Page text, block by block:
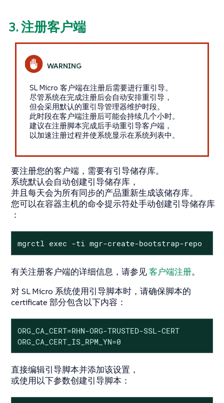
3. 注册客户端
SL Micro 客户端在注册后需要进行重引导。
尽管系统在完成注册后会自动安排重引导，
但会采用默认的重引导管理器维护时段。
此时段在客户端注册后可能会持续几个小时。
建议在注册脚本完成后手动重引导客户端，
以加速注册过程并使系统显示在系统列表中。
要注册您的客户端，需要有引导储存库。
系统默认会自动创建引导储存库，
并且每天会为所有同步的产品重新生成该储存库。
您可以在容器主机的命令提示符处手动创建引导储存库
：
mgrctl exec -ti mgr-create-bootstrap-repo
有关注册客户端的详细信息，请参见客户端注册。
对 SL Micro 系统使用引导脚本时，请确保脚本的
certificate 部分包含以下内容：
ORG_CA_CERT=RHN-ORG-TRUSTED-SSL-CERT
ORG_CA_CERT_IS_RPM_YN=0
直接编辑引导脚本并添加该设置，
或使用以下参数创建引导脚本：